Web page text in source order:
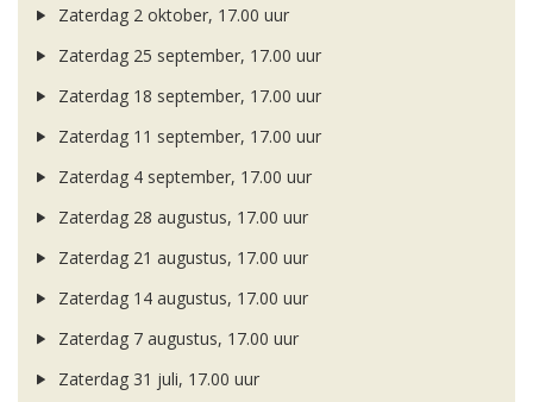
Zaterdag 2 oktober, 17.00 uur
Zaterdag 25 september, 17.00 uur
Zaterdag 18 september, 17.00 uur
Zaterdag 11 september, 17.00 uur
Zaterdag 4 september, 17.00 uur
Zaterdag 28 augustus, 17.00 uur
Zaterdag 21 augustus, 17.00 uur
Zaterdag 14 augustus, 17.00 uur
Zaterdag 7 augustus, 17.00 uur
Zaterdag 31 juli, 17.00 uur